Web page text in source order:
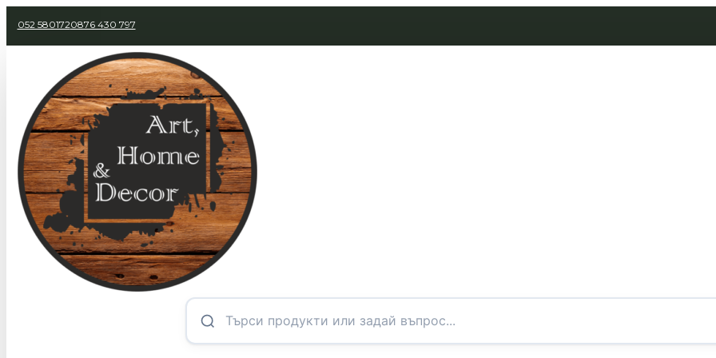
052 5801720876 430 797